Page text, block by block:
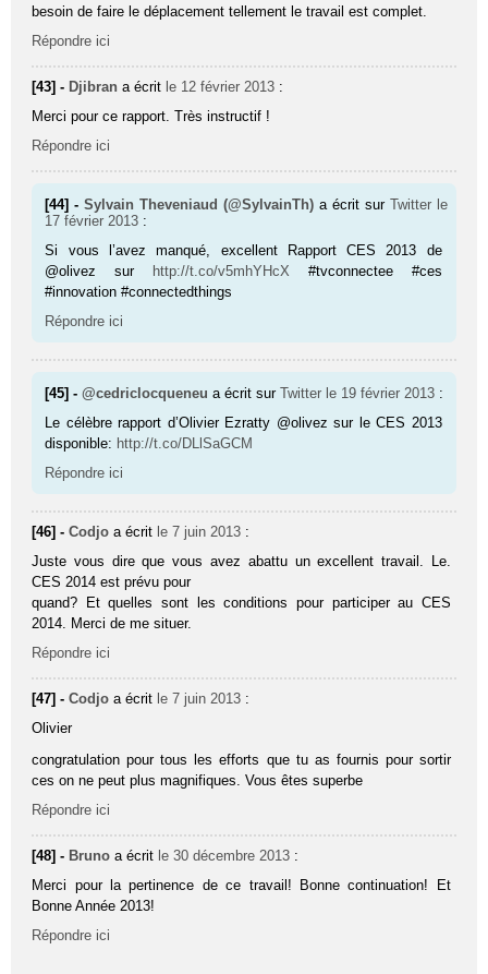
besoin de faire le déplacement tellement le travail est complet.
Répondre ici
[43] - Djibran a écrit le 12 février 2013 :
Merci pour ce rapport. Très instructif !
Répondre ici
[44] -Sylvain Theveniaud (@SylvainTh) a écrit sur Twitter le
17 février 2013 :
Si vous l’avez manqué, excellent Rapport CES 2013 de
@olivez sur http://t.co/v5mhYHcX #tvconnectee #ces
#innovation #connectedthings
Répondre ici
[45] -@cedriclocqueneu a écrit surTwitter le 19 février 2013 :
Le célèbre rapport d’Olivier Ezratty @olivez sur le CES 2013
disponible: http://t.co/DLlSaGCM
Répondre ici
[46] -Codjo a écrit le 7 juin 2013 :
Juste vous dire que vous avez abattu un excellent travail. Le.
CES 2014 est prévu pour
quand? Et quelles sont les conditions pour participer au CES
2014. Merci de me situer.
Répondre ici
[47] -Codjo a écrit le 7 juin 2013 :
Olivier
congratulation pour tous les efforts que tu as fournis pour sortir
ces on ne peut plus magnifiques. Vous êtes superbe
Répondre ici
[48] - Bruno a écrit le 30 décembre 2013 :
Merci pour la pertinence de ce travail! Bonne continuation! Et
Bonne Année 2013!
Répondre ici